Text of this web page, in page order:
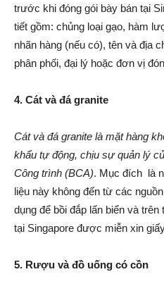
trước khi đóng gói bày bán tại
tiết gồm: chủng loại gạo, hàm
nhãn hàng (nếu có), tên và địa
phân phối, đại lý hoặc đơn vị
4. Cát và đá granite
Cát và đá granite là mặt hàng
khẩu tự động, chịu sự quản lý
Công trình (BCA). Mục đích là
liệu này không đến từ các
dụng để bồi đắp lấn biển và
tại Singapore được miễn xin
5. Rượu và đồ uống có cồn